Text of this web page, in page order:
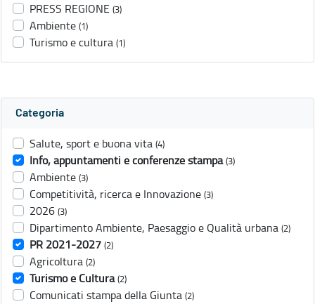
PRESS REGIONE (3)
Ambiente (1)
Turismo e cultura (1)
Categoria
Salute, sport e buona vita (4)
Info, appuntamenti e conferenze stampa (3)
Ambiente (3)
Competitività, ricerca e Innovazione (3)
2026 (3)
Dipartimento Ambiente, Paesaggio e Qualità urbana (2)
PR 2021-2027 (2)
Agricoltura (2)
Turismo e Cultura (2)
Comunicati stampa della Giunta (2)